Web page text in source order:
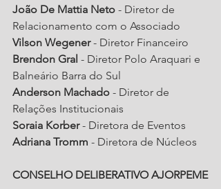
João De Mattia Neto - Diretor de
Relacionamento com o Associado
Vilson Wegener - Diretor Financeiro
Brendon Gral - Diretor Polo Araquari e
Balneário Barra do Sul
Anderson Machado - Diretor de
Relações Institucionais
Soraia Korber - Diretora de Eventos
Adriana Tromm - Diretora de Núcleos
CONSELHO DELIBERATIVO AJORPEME